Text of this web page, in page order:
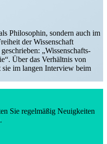
Philo­sophin, sondern auch im
der Wissen­schaft
„Wissen­schafts­
Über das Verhältnis von
im langen Interview beim
Sie regel­mäßig Neuig­keiten